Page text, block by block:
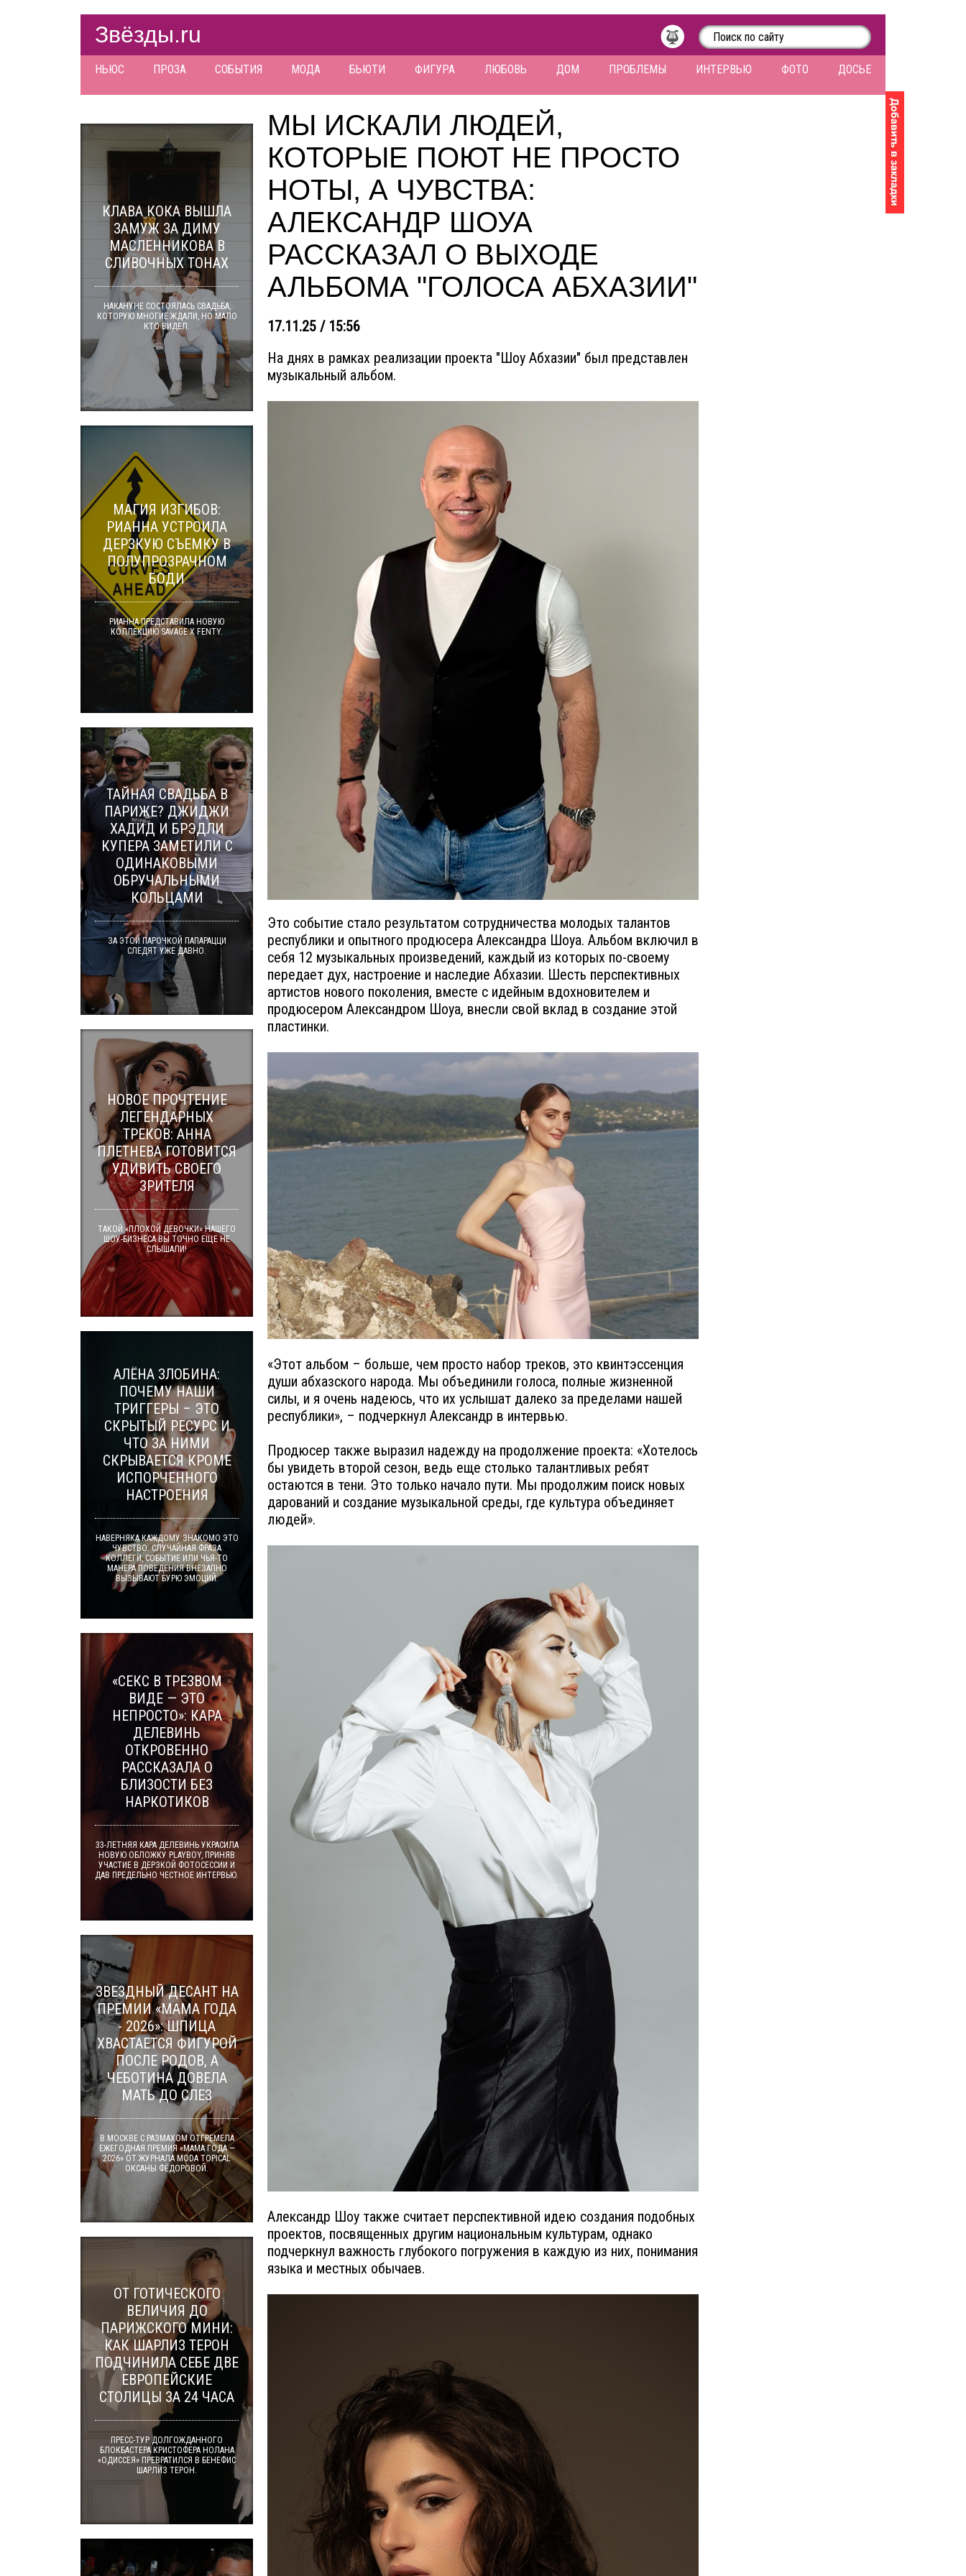
Звёзды.ru
НЬЮС ПРОЗА СОБЫТИЯ МОДА БЬЮТИ ФИГУРА ЛЮБОВЬ ДОМ ПРОБЛЕМЫ ИНТЕРВЬЮ ФОТО ДОСЬЕ
МЫ ИСКАЛИ ЛЮДЕЙ,
КОТОРЫЕ ПОЮТ НЕ ПРОСТО
НОТЫ, А ЧУВСТВА:
АЛЕКСАНДР ШОУА
РАССКАЗАЛ О ВЫХОДЕ
АЛЬБОМА "ГОЛОСА АБХАЗИИ"
17.11.25 / 15:56
На днях в рамках реализации проекта "Шоу Абхазии" был представлен
музыкальный альбом.
Это событие стало результатом сотрудничества молодых талантов
республики и опытного продюсера Александра Шоуа. Альбом включил в
себя 12 музыкальных произведений, каждый из которых по-своему
передает дух, настроение и наследие Абхазии. Шесть перспективных
артистов нового поколения, вместе с идейным вдохновителем и
продюсером Александром Шоуа, внесли свой вклад в создание этой
пластинки.
«Этот альбом – больше, чем просто набор треков, это квинтэссенция
души абхазского народа. Мы объединили голоса, полные жизненной
силы, и я очень надеюсь, что их услышат далеко за пределами нашей
республики», – подчеркнул Александр в интервью.
Продюсер также выразил надежду на продолжение проекта: «Хотелось
бы увидеть второй сезон, ведь еще столько талантливых ребят
остаются в тени. Это только начало пути. Мы продолжим поиск новых
дарований и создание музыкальной среды, где культура объединяет
людей».
Александр Шоу также считает перспективной идею создания подобных
проектов, посвященных другим национальным культурам, однако
подчеркнул важность глубокого погружения в каждую из них, понимания
языка и местных обычаев.
КЛАВА КОКА ВЫШЛА
ЗАМУЖ ЗА ДИМУ
МАСЛЕННИКОВА В
СЛИВОЧНЫХ ТОНАХ
НАКАНУНЕ СОСТОЯЛАСЬ СВАДЬБА,
КОТОРУЮ МНОГИЕ ЖДАЛИ, НО МАЛО
КТО ВИДЕЛ.
МАГИЯ ИЗГИБОВ:
РИАННА УСТРОИЛА
ДЕРЗКУЮ СЪЕМКУ В
ПОЛУПРОЗРАЧНОМ
БОДИ
РИАННА ПРЕДСТАВИЛА НОВУЮ
КОЛЛЕКЦИЮ SAVAGE X FENTY.
ТАЙНАЯ СВАДЬБА В
ПАРИЖЕ? ДЖИДЖИ
ХАДИД И БРЭДЛИ
КУПЕРА ЗАМЕТИЛИ С
ОДИНАКОВЫМИ
ОБРУЧАЛЬНЫМИ
КОЛЬЦАМИ
ЗА ЭТОЙ ПАРОЧКОЙ ПАПАРАЦЦИ
СЛЕДЯТ УЖЕ ДАВНО.
НОВОЕ ПРОЧТЕНИЕ
ЛЕГЕНДАРНЫХ
ТРЕКОВ: АННА
ПЛЕТНЕВА ГОТОВИТСЯ
УДИВИТЬ СВОЕГО
ЗРИТЕЛЯ
ТАКОЙ «ПЛОХОЙ ДЕВОЧКИ» НАШЕГО
ШОУ-БИЗНЕСА ВЫ ТОЧНО ЕЩЕ НЕ
СЛЫШАЛИ!
АЛЁНА ЗЛОБИНА:
ПОЧЕМУ НАШИ
ТРИГГЕРЫ – ЭТО
СКРЫТЫЙ РЕСУРС И
ЧТО ЗА НИМИ
СКРЫВАЕТСЯ КРОМЕ
ИСПОРЧЕННОГО
НАСТРОЕНИЯ
НАВЕРНЯКА КАЖДОМУ ЗНАКОМО ЭТО
ЧУВСТВО: СЛУЧАЙНАЯ ФРАЗА
КОЛЛЕГИ, СОБЫТИЕ ИЛИ ЧЬЯ-ТО
МАНЕРА ПОВЕДЕНИЯ ВНЕЗАПНО
ВЫЗЫВАЮТ БУРЮ ЭМОЦИЙ.
«СЕКС В ТРЕЗВОМ
ВИДЕ — ЭТО
НЕПРОСТО»: КАРА
ДЕЛЕВИНЬ
ОТКРОВЕННО
РАССКАЗАЛА О
БЛИЗОСТИ БЕЗ
НАРКОТИКОВ
33-ЛЕТНЯЯ КАРА ДЕЛЕВИНЬ УКРАСИЛА
НОВУЮ ОБЛОЖКУ PLAYBOY, ПРИНЯВ
УЧАСТИЕ В ДЕРЗКОЙ ФОТОСЕССИИ И
ДАВ ПРЕДЕЛЬНО ЧЕСТНОЕ ИНТЕРВЬЮ.
ЗВЕЗДНЫЙ ДЕСАНТ НА
ПРЕМИИ «МАМА ГОДА
- 2026»: ШПИЦА
ХВАСТАЕТСЯ ФИГУРОЙ
ПОСЛЕ РОДОВ, А
ЧЕБОТИНА ДОВЕЛА
МАТЬ ДО СЛЕЗ
В МОСКВЕ С РАЗМАХОМ ОТГРЕМЕЛА
ЕЖЕГОДНАЯ ПРЕМИЯ «МАМА ГОДА —
2026» ОТ ЖУРНАЛА MODA TOPICAL
ОКСАНЫ ФЁДОРОВОЙ.
ОТ ГОТИЧЕСКОГО
ВЕЛИЧИЯ ДО
ПАРИЖСКОГО МИНИ:
КАК ШАРЛИЗ ТЕРОН
ПОДЧИНИЛА СЕБЕ ДВЕ
ЕВРОПЕЙСКИЕ
СТОЛИЦЫ ЗА 24 ЧАСА
ПРЕСС-ТУР ДОЛГОЖДАННОГО
БЛОКБАСТЕРА КРИСТОФЕРА НОЛАНА
«ОДИССЕЯ» ПРЕВРАТИЛСЯ В БЕНЕФИС
ШАРЛИЗ ТЕРОН.